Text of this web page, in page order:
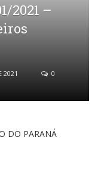
2021 –
2021
0
DO PARANÁ